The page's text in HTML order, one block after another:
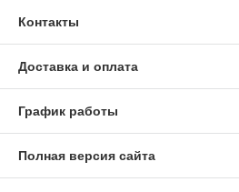
Контакты
Доставка и оплата
График работы
Полная версия сайта